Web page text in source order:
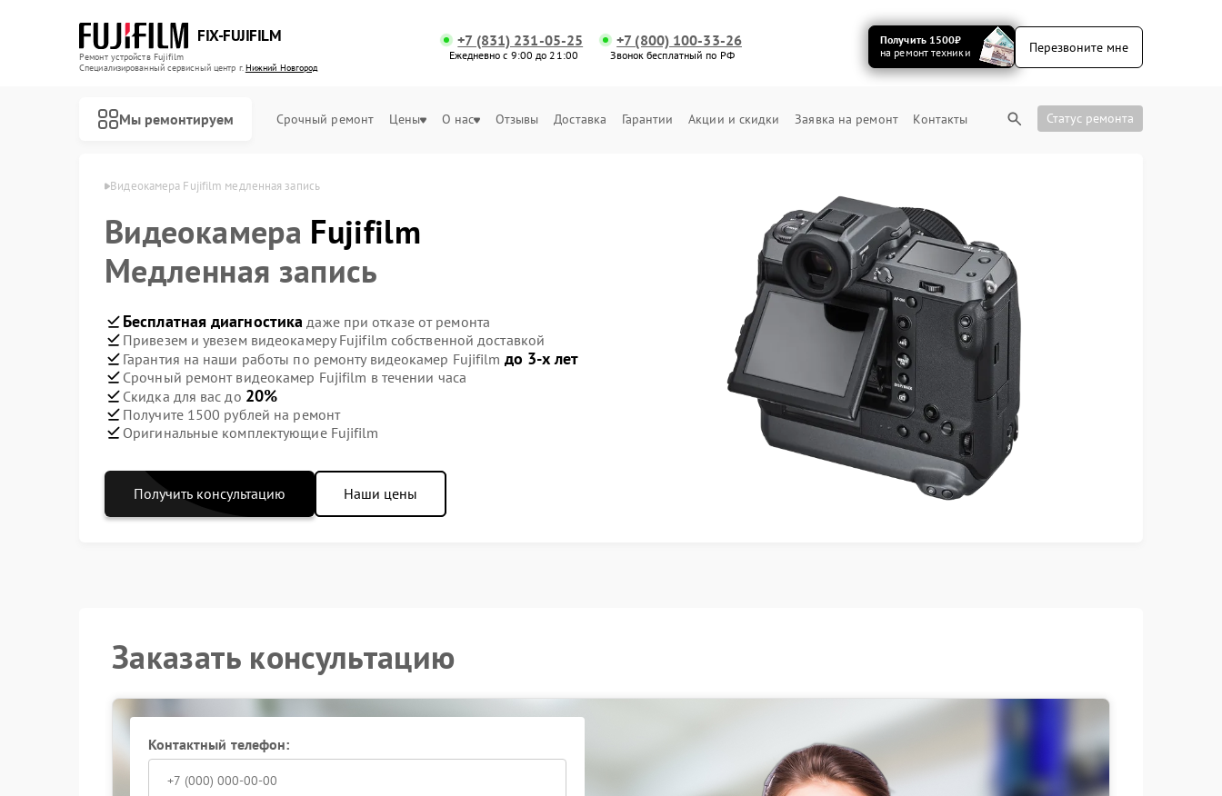
FIX-FUJIFILM
Ремонт устройств Fujifilm
Специализированный cервисный центр г.Нижний Новгород
+7 (831) 231-05-25
Ежедневно с 9:00 до 21:00
+7 (800) 100-33-26
Звонок бесплатный по РФ
Получить 1500₽
на ремонт техники
Перезвоните мне
Мы ремонтируем Срочный ремонт Цены О нас Отзывы Доставка Гарантии Акции и скидки Заявка на ремонт Контакты Статус ремонта
Новгороде Видеокамера Fujifilm медленная запись
Видеокамера Fujifilm
Медленная запись
Бесплатная диагностика даже при отказе от ремонта
Привезем и увезем видеокамеру Fujifilm собственной доставкой
Гарантия на наши работы по ремонту видеокамер Fujifilm до 3-х лет
Срочный ремонт видеокамер Fujifilm в течении часа
Скидка для вас до 20%
Получите 1500 рублей на ремонт
Оригинальные комплектующие Fujifilm
Получить консультацию Наши цены
Заказать консультацию
Контактный телефон: